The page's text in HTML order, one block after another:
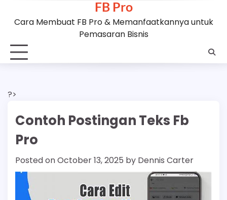
FB Pro
Cara Membuat FB Pro & Memanfaatkannya untuk
Pemasaran Bisnis
?>
Contoh Postingan Teks Fb
Pro
Posted onOctober 13, 2025 by Dennis Carter